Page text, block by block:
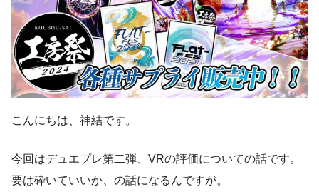
こんにちは、神結です。
今回はデュエプレ第二弾、VRの評価についての話です。
要は砕いていいか、の話になるんですが。